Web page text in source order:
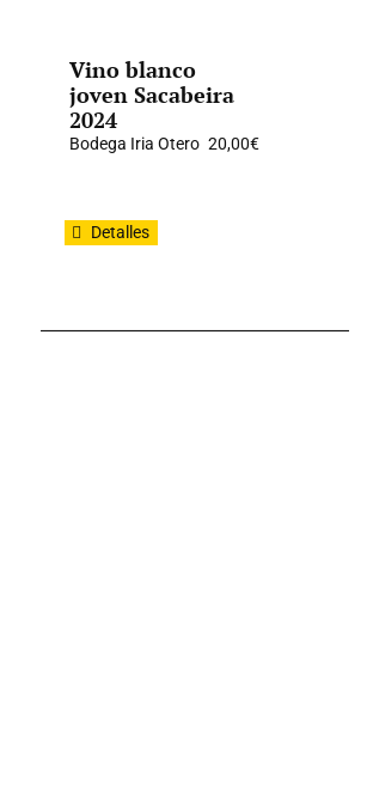
Vino blanco
joven Sacabeira
2024
Bodega Iria Otero 20,00€
Detalles